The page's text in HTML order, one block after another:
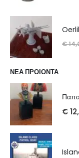
€
ΝΕΑ ΠΡΟΙΟΝΤΑ
€